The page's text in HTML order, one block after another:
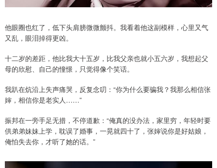
他眼圈也红了，低下头肩膀微微颤抖。我看着他这副模样，心里又气
又乱，眼泪掉得更凶。
十二岁的差距，他比我大十五岁，比我父亲也就小五六岁，我想起父
母的欣慰、自己的憧憬，只觉得像个笑话。
我趴在炕沿上失声痛哭，反复念叨：“你为什么要骗我？我那么相信张
婶，相信你是老实人……”
振邦在一旁手足无措，不停道歉：“俺真的没办法，家里穷，年轻时要
供弟弟妹妹上学，耽误了婚事，一晃就四十了，张婶说你是好姑娘，
俺怕失去你，才听了她的话。”